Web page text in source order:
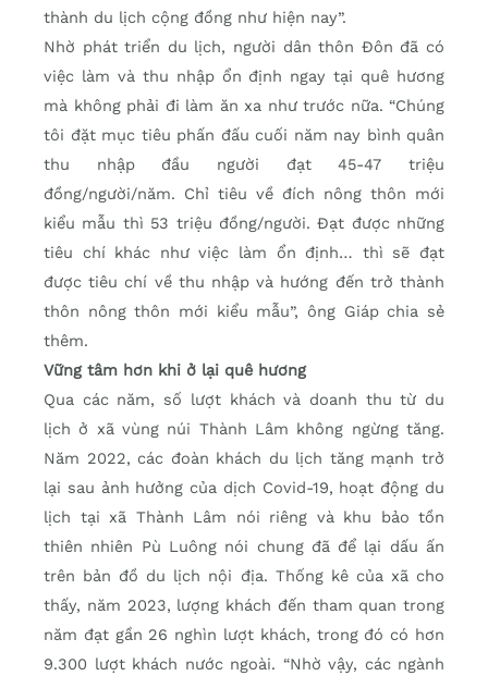
thành du lịch cộng đồng như hiện nay”.
Nhờ phát triển du lịch, người dân thôn Đôn đã có
việc làm và thu nhập ổn định ngay tại quê hương
mà không phải đi làm ăn xa như trước nữa. “Chúng
tôi đặt mục tiêu phấn đấu cuối năm nay bình quân
thu nhập đầu người đạt 45-47 triệu
đồng/người/năm. Chỉ tiêu về đích nông thôn mới
kiểu mẫu thì 53 triệu đồng/người. Đạt được những
tiêu chí khác như việc làm ổn định… thì sẽ đạt
được tiêu chí về thu nhập và hướng đến trở thành
thôn nông thôn mới kiểu mẫu”, ông Giáp chia sẻ
thêm.
Vững tâm hơn khi ở lại quê hương
Qua các năm, số lượt khách và doanh thu từ du
lịch ở xã vùng núi Thành Lâm không ngừng tăng.
Năm 2022, các đoàn khách du lịch tăng mạnh trở
lại sau ảnh hưởng của dịch Covid-19, hoạt động du
lịch tại xã Thành Lâm nói riêng và khu bảo tồn
thiên nhiên Pù Luông nói chung đã để lại dấu ấn
trên bản đồ du lịch nội địa. Thống kê của xã cho
thấy, năm 2023, lượng khách đến tham quan trong
năm đạt gần 26 nghìn lượt khách, trong đó có hơn
9.300 lượt khách nước ngoài. “Nhờ vậy, các ngành